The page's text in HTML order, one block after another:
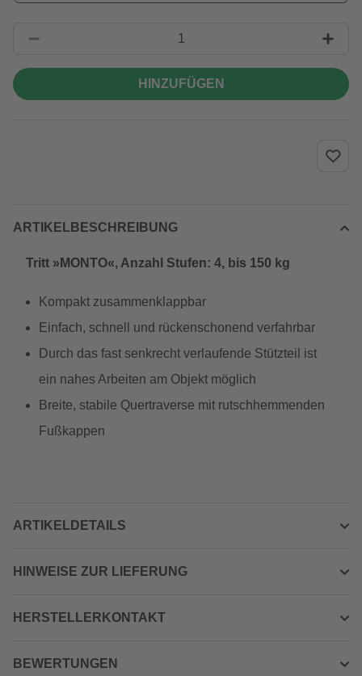
HINZUFÜGEN
ARTIKELBESCHREIBUNG
Tritt »MONTO«, Anzahl Stufen: 4, bis 150 kg
Kompakt zusammenklappbar
Einfach, schnell und rückenschonend verfahrbar
Durch das fast senkrecht verlaufende Stützteil ist
ein nahes Arbeiten am Objekt möglich
Breite, stabile Quertraverse mit rutschhemmenden
Fußkappen
ARTIKELDETAILS
HINWEISE ZUR LIEFERUNG
HERSTELLERKONTAKT
BEWERTUNGEN